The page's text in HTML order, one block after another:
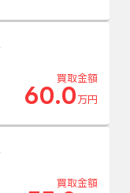
買取金額
60.0 万円
買取金額